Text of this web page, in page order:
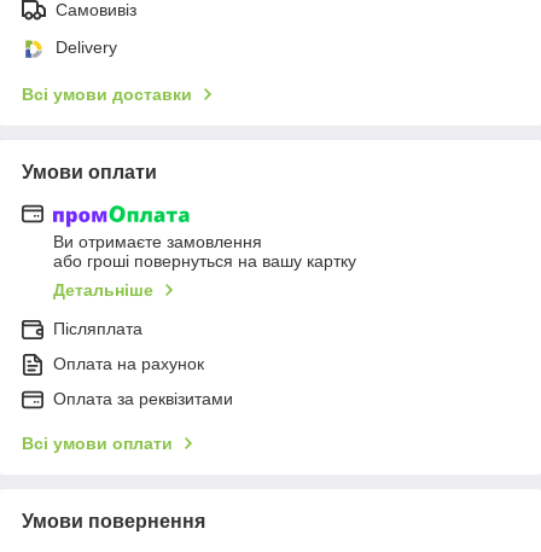
Самовивіз
Delivery
Всі умови доставки
Умови оплати
Ви отримаєте замовлення
або гроші повернуться на вашу картку
Детальніше
Післяплата
Оплата на рахунок
Оплата за реквізитами
Всі умови оплати
Умови повернення